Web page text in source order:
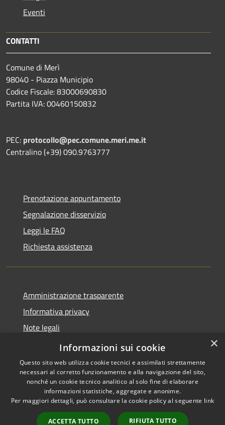
Eventi
CONTATTI
Comune di Merì
98040 - Piazza Municipio
Codice Fiscale: 83000690830
Partita IVA: 00460150832
PEC: protocollo@pec.comune.meri.me.it
Centralino (+39) 090.9763777
Prenotazione appuntamento
Segnalazione disservizio
Leggi le FAQ
Richiesta assistenza
Amministrazione trasparente
Informativa privacy
Note legali
Dichiarazione di accessibilità
Accessibilità
Copyright © 2026 • Comune di
Merì • Powered by
Municipium•
Accesso
×
Informazioni sui cookie
Questo sito web utilizza cookie tecnici e assimilati strettamente
necessari al corretto funzionamento e alla navigazione del sito,
nonché un cookie tecnico analitico al solo fine di elaborare
informazioni statistiche, aggregate e anonime.
Per maggiori dettagli, può consultare la cookie policy al seguente link
ACCETTA TUTTO RIFIUTA TUTTO